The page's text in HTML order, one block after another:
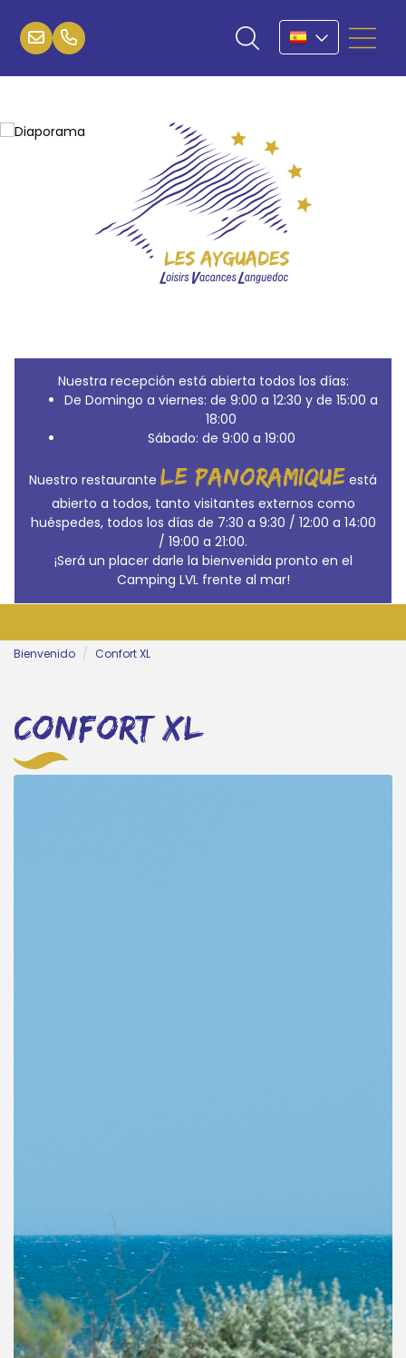
Nuestra recepción está abierta todos los días:
De Domingo a viernes: de 9:00 a 12:30 y de 15:00 a
18:00
Sábado: de 9:00 a 19:00
Nuestro restaurante le panoramique está
abierto a todos, tanto visitantes externos como
huéspedes, todos los días de 7:30 a 9:30 / 12:00 a 14:00
/ 19:00 a 21:00.
¡Será un placer darle la bienvenida pronto en el
Camping LVL frente al mar!
Bienvenido Confort XL
confort xl